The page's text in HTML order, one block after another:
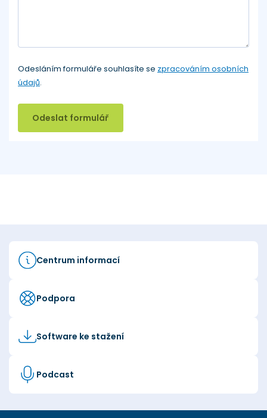
Odesláním formuláře souhlasíte se zpracováním osobních
údajů.
Odeslat formulář
Centrum informací
Podpora
Software ke stažení
Podcast